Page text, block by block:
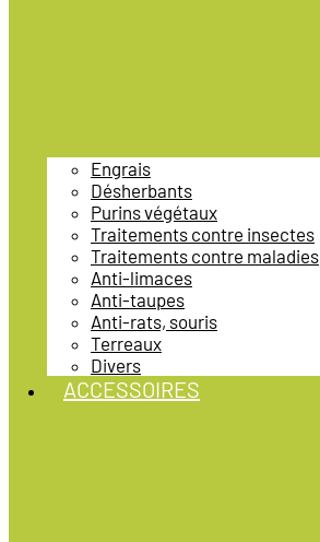
Engrais
Désherbants
Purins végétaux
Traitements contre insectes
Traitements contre maladies
Anti-limaces
Anti-taupes
Anti-rats, souris
Terreaux
Divers
ACCESSOIRES